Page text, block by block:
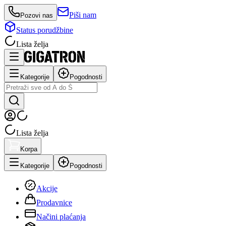
Pozovi nas
Piši nam
Status porudžbine
Lista želja
Kategorije Pogodnosti
Lista želja
Korpa
Kategorije Pogodnosti
Akcije
Prodavnice
Načini plaćanja